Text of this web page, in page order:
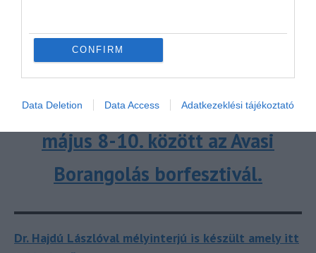
CONFIRM
Data Deletion Data Access Adatkezeklési tájékoztató
turizmus térképen.
Miskolc következő nagy dobása
május 8-10. között az Avasi
Borangolás borfesztivál.
Dr. Hajdú Lászlóval mélyinterjú is készült amely itt